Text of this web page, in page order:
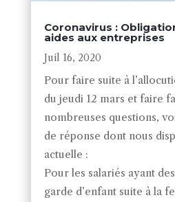
Coronavirus :
aides aux entreprises
Juil 16, 2020
Pour faire suite à
du jeudi 12 mars et faire
nombreuses questions,
de réponse dont nous
actuelle :
Pour les salariés ayant
garde d’enfant suite à la